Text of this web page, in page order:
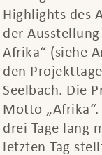
Highlights des
der
Afrika“ (siehe
den
Seelbach. Die
Motto
drei Tage lang
letzten Tag